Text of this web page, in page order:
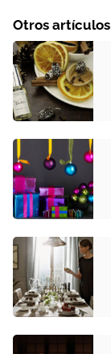
Otros artículos